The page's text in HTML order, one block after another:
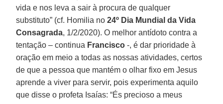
vida e nos leva a sair à procura de qualquer
substituto” (cf. Homilia no24º Dia Mundial da Vida
Consagrada, 1/2/2020). O melhor antídoto contra a
tentação – continua Francisco -, é dar prioridade à
oração em meio a todas as nossas atividades, certos
de que a pessoa que mantém o olhar fixo em Jesus
aprende a viver para servir, pois experimenta aquilo
que disse o profeta Isaías: “És precioso a meus